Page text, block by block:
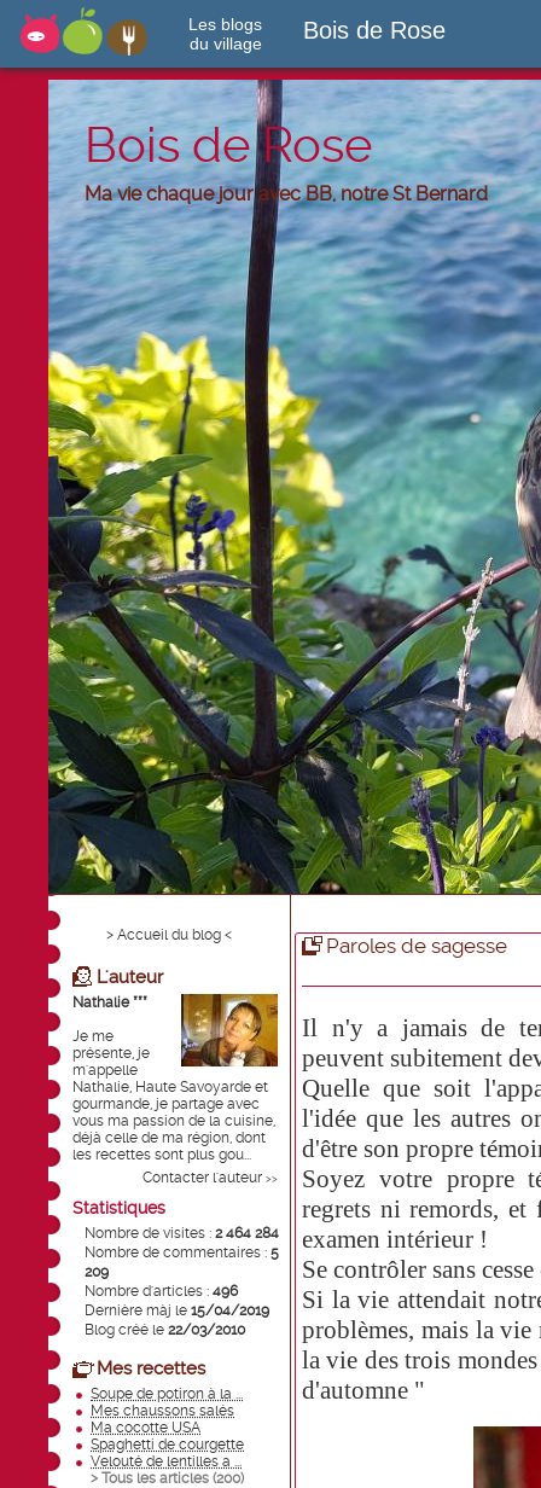
Les blogs
du village
Bois de Rose
Bois de Rose
Ma vie chaque jour avec BB, notre St Bernard
> Accueil du blog <
L'auteur
Nathalie ***
Je me
présente, je
m'appelle
Nathalie, Haute Savoyarde et
gourmande, je partage avec
vous ma passion de la cuisine,
déjà celle de ma région, dont
les recettes sont plus gou...
Contacter l'auteur >>
Statistiques
Nombre de visites : 2 464 284
Nombre de commentaires : 5
209
Nombre d'articles : 496
Dernière màj le 15/04/2019
Blog créé le 22/03/2010
Mes recettes
Soupe de potiron à la ...
Mes chaussons salés
Ma cocotte USA
Spaghetti de courgette
Velouté de lentilles a ...
> Tous les articles (200)
Paroles de sagesse
Il n'y a jamais de
peuvent subitement
Quelle que soit
l'idée que les autres
d'être son propre
Soyez votre propre
regrets ni remords, et
examen intérieur !
Se contrôler sans
Si la vie attendait
problèmes, mais la vie
la vie des trois
d'automne "